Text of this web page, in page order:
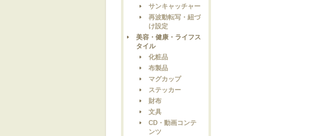
サンキャッチャー
再波動転写・紐づ
け設定
美容・健康・ライフス
タイル
化粧品
布製品
マグカップ
ステッカー
財布
文具
CD・動画コンテ
ンツ